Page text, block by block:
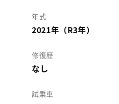
年式
2021年（R3年）
修復歴
なし
試乗車